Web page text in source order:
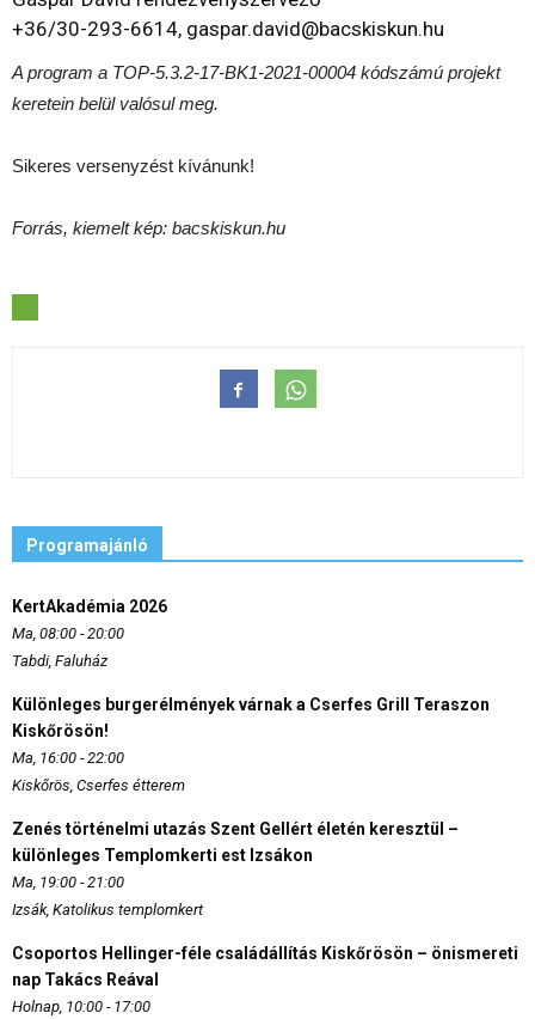
+36/30-293-6614, gaspar.david@bacskiskun.hu
A program a TOP-5.3.2-17-BK1-2021-00004 kódszámú projekt
keretein belül valósul meg.
Sikeres versenyzést kívánunk!
Forrás, kiemelt kép: bacskiskun.hu
Programajánló
KertAkadémia 2026
Ma, 08:00 - 20:00
Tabdi, Faluház
Különleges burgerélmények várnak a Cserfes Grill Teraszon
Kiskőrösön!
Ma, 16:00 - 22:00
Kiskőrös, Cserfes étterem
Zenés történelmi utazás Szent Gellért életén keresztül –
különleges Templomkerti est Izsákon
Ma, 19:00 - 21:00
Izsák, Katolikus templomkert
Csoportos Hellinger-féle családállítás Kiskőrösön – önismereti
nap Takács Reával
Holnap, 10:00 - 17:00